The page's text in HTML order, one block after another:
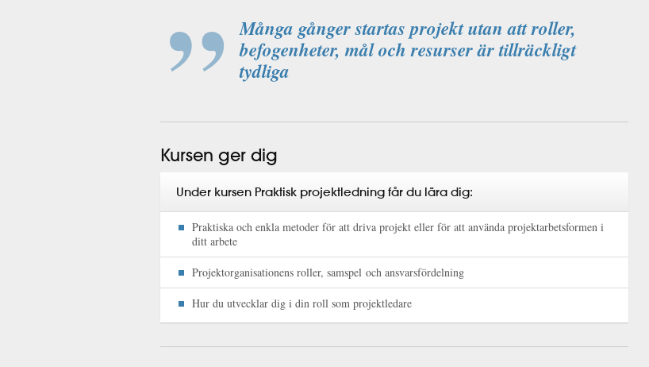
Många gånger startas projekt utan att roller,
befogenheter, mål och resurser är tillräckligt
tydliga
Kursen ger dig
Under kursen Praktisk projektledning får du lära dig:
Praktiska och enkla metoder för att driva projekt eller för att använda projektarbetsformen i
ditt arbete
Projektorganisationens roller, samspel och ansvarsfördelning
Hur du utvecklar dig i din roll som projektledare